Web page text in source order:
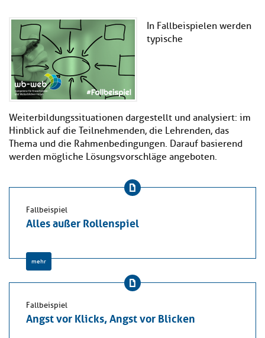
In Fallbeispielen werden
typische
Weiterbildungssituationen dargestellt und analysiert: im
Hinblick auf die Teilnehmenden, die Lehrenden, das
Thema und die Rahmenbedingungen. Darauf basierend
werden mögliche Lösungsvorschläge angeboten.
Fallbeispiel
Alles außer Rollenspiel
mehr
Fallbeispiel
Angst vor Klicks, Angst vor Blicken